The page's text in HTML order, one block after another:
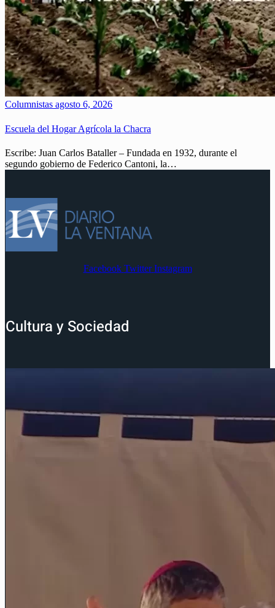
Columnistas agosto 6, 2026
Escuela del Hogar Agrícola la Chacra
Escribe: Juan Carlos Bataller – Fundada en 1932, durante el
segundo gobierno de Federico Cantoni, la…
Facebook Twitter Instagram
Cultura y Sociedad